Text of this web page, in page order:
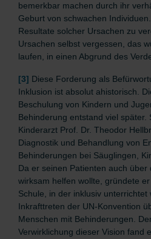
bemerkbar machen durch ihr
Geburt von schwachen
Resultate solcher Ursachen zu
Ursachen selbst vergessen, das
laufen, in einen Abgrund des
[3] Diese Forderung als
Inklusion ist absolut ahistorisch.
Beschulung von Kindern und
Behinderung entstand viel später.
Kinderarzt Prof. Dr. Theodor
Diagnostik und Behandlung von
Behinderungen bei Säuglingen,
Da er seinen Patienten auch
wirksam helfen wollte, gründete
Schule, in der inklusiv
Inkrafttreten der UN-Konvention
Menschen mit Behinderungen.
Verwirklichung dieser Vision fand